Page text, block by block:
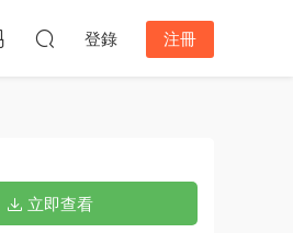
登錄 注冊
立即查看